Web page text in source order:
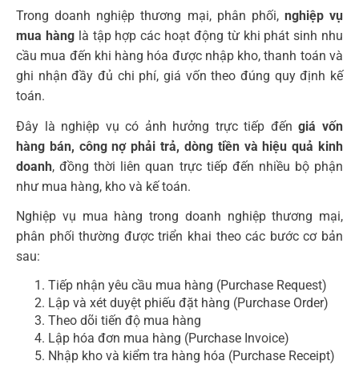
Trong doanh nghiệp thương mại, phân phối, nghiệp vụ
mua hànglà tập hợp các hoạt động từ khi phát sinh nhu
cầu mua đến khi hàng hóa được nhập kho, thanh toán và
ghi nhận đầy đủ chi phí, giá vốn theo đúng quy định kế
toán.
Đây là nghiệp vụ có ảnh hưởng trực tiếp đếngiá vốn
hàng bán, công nợ phải trả, dòng tiền và hiệu quả kinh
doanh, đồng thời liên quan trực tiếp đến nhiều bộ phận
như mua hàng, kho và kế toán.
Nghiệp vụ mua hàng trong doanh nghiệp thương mại,
phân phối thường được triển khai theo các bước cơ bản
sau:
Tiếp nhận yêu cầu mua hàng (Purchase Request)
Lập và xét duyệt phiếu đặt hàng (Purchase Order)
Theo dõi tiến độ mua hàng
Lập hóa đơn mua hàng (Purchase Invoice)
Nhập kho và kiểm tra hàng hóa (Purchase Receipt)